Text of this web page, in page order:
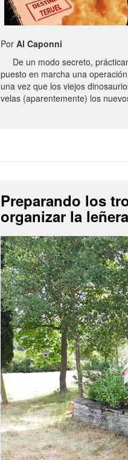
Por Al Caponni
De un modo secreto,
puesto en marcha una
una vez que los viejos
velas (aparentemente) los
Preparando los
organizar la